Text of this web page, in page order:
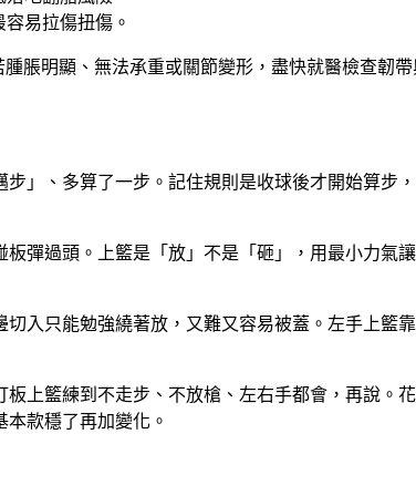
易拉傷扭傷。
脹明顯、無法承重或關節變形，盡快就醫檢查韌
步」、多算了一步。記住規則是收球後才開始算
彈過頭。上籃是「放」不是「砸」，用最小力氣
入只能勉強繞著放，又難又容易被蓋。左手上籃
上籃練到不走步、不放槍、左右手都會，再說。
款穩了再加變化。